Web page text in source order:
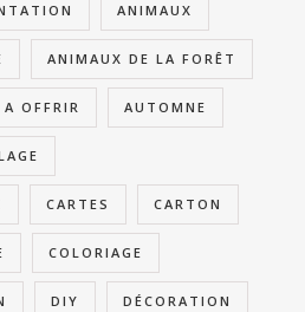
ANIMAUX
ANIMAUX DE LA FORÊT
A OFFRIR AUTOMNE
CARTES CARTON
COLORIAGE
DIY DÉCORATION